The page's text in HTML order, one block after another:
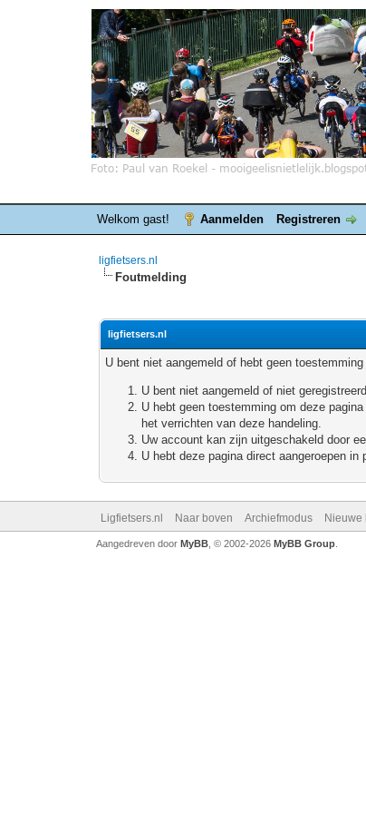
Welkom gast! Aanmelden Registreren
ligfietsers.nl
Foutmelding
ligfietsers.nl
U bent niet aangemeld of hebt geen
U bent niet aangemeld of niet
U hebt geen toestemming om deze
het verrichten van deze handeling.
Uw account kan zijn uitgeschakeld door
U hebt deze pagina direct aangeroepen
Ligfietsers.nl Naar boven Archiefmodus Nieuwe
Aangedreven door MyBB, © 2002-2026 MyBB Group.